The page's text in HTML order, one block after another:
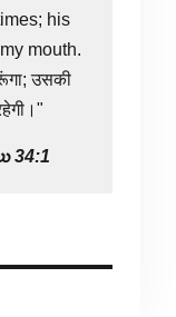
his
mouth.
उसकी
34:1